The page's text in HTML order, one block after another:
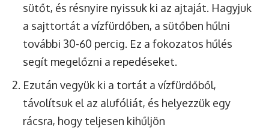
sütőt, és résnyire nyissuk ki az ajtaját. Hagyjuk
a sajttortát a vízfürdőben, a sütőben hűlni
további 30-60 percig. Ez a fokozatos hűlés
segít megelőzni a repedéseket.
Ezután vegyük ki a tortát a vízfürdőből,
távolítsuk el az alufóliát, és helyezzük egy
rácsra, hogy teljesen kihűljön